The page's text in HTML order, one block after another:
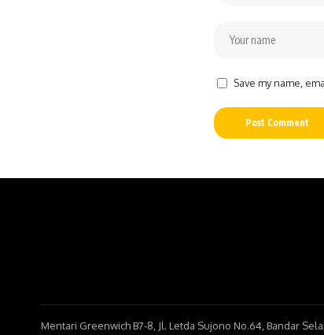
Save my name,
Mentari Greenwich B7-8, Jl. Letda Sujono No.64, Bandar